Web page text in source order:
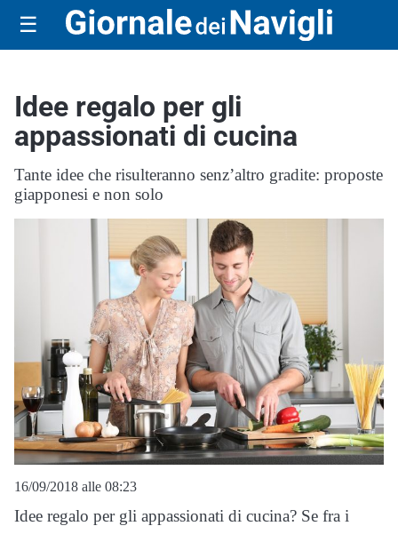
☰
Idee regalo per gli
appassionati di cucina
Tante idee che risulteranno senz’altro gradite: proposte
giapponesi e non solo
16/09/2018 alle 08:23
Idee regalo per gli appassionati di cucina? Se fra i